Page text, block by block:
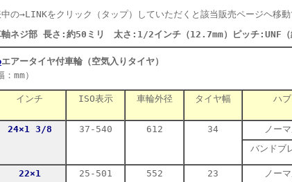
の→LINKをクリック（タップ）していただくと該当販売ページヘ移動
軸ネジ部 長さ:約50ミリ 太さ:1/2インチ（12.7mm）ピッチ:UNF（
エアータイヤ付車輪（空気入りタイヤ）
（車輪外
：mm）
インチ ISO表示 車輪外径 タイヤ幅 ハブ
24×1 3/8 37-540 612 34 ノー
バンドブ
22×1 25-501 552 23 ノー